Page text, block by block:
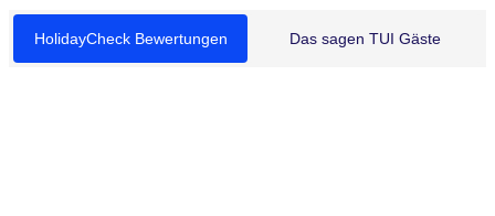
HolidayCheck Bewertungen Das sagen TUI Gäste